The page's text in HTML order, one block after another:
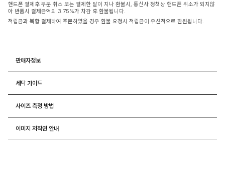
핸드폰 결제후 부분 취소 또는 결제한 달이 지나 환불시, 통신사 정책상 핸드폰 취소가 되지않
아 반품시 결제금액의 3.75%가 차감 후 환불됩니다.
적립금과 복합 결제하여 주문하였을 경우 환불 요청시 적립금이 우선적으로 환원됩니다.
판매자정보
세탁 가이드
사이즈 측정 방법
이미지 저작권 안내